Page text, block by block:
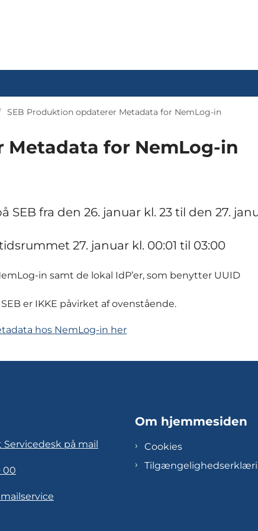
SEB Produktion opdaterer Metadata for NemLog-in
Metadata for NemLog-in
fra den 26. januar kl. 23 til den 27.
27. januar kl. 00:01 til 03:00
in samt de lokal IdP’er, som benytter UUID
er IKKE påvirket af ovenstående.
hos NemLog-in her
Servicedesk på mail
00
Om hjemmesiden
Cookies